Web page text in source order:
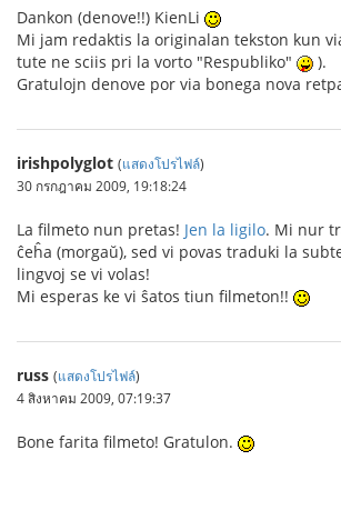
Dankon (denove!!) KienLi
Mi jam redaktis la originalan tekston kun
tute ne sciis pri la vorto "Respubliko"
).
Gratulojn denove por via bonega nova
irishpolyglot (แสดงโปรไฟล์)
30 กรกฎาคม 2009, 19:18:24
La filmeto nun pretas! Jen la ligilo. Mi nur
ĉeĥa (morgaŭ), sed vi povas traduki la
lingvoj se vi volas!
Mi esperas ke vi ŝatos tiun filmeton!!
russ (แสดงโปรไฟล์)
4 สิงหาคม 2009, 07:19:37
Bone farita filmeto! Gratulon.